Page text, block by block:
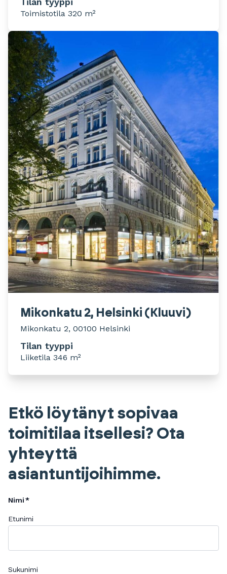
Toimistotila 320 m²
Mikonkatu 2, Helsinki (Kluuvi)
Mikonkatu 2, 00100 Helsinki
Tilan tyyppi
Liiketila 346 m²
Etkö löytänyt sopivaa
toimitilaa itsellesi? Ota
yhteyttä
asiantuntijoihimme.
Nimi
Etunimi
Sukunimi